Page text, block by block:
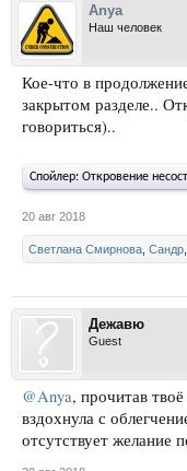
Anya
Наш человек
Кое-что в
закрытом разделе..
говориться)..
Спойлер: Откровение
20 авг 2018
Светлана Смирнова Сандр
Дежавю
Guest
@Anya, прочитав
вздохнула с
отсутствует желание